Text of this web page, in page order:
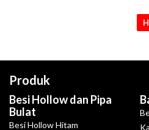
Produk
Besi Hollow dan Pipa
Bulat
Besi Hollow Hitam